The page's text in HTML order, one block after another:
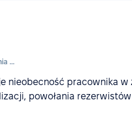
Absencja wynikająca z odbywania służby wojskowej
nieobecność pracownika w
powołania